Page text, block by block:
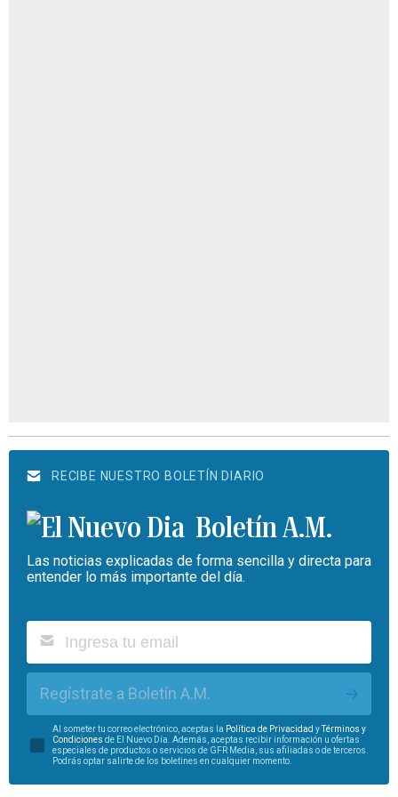
RECIBE NUESTRO BOLETÍN DIARIO
Boletín A.M.
Las noticias explicadas de forma sencilla y directa para
entender lo más importante del día.
Regístrate a Boletín A.M.
Al someter tu correo electrónico, aceptas la Política de Privacidad yTérminos y
Condiciones de El Nuevo Día. Además, aceptas recibir información u ofertas
especiales de productos o servicios de GFR Media, sus afiliadas o de terceros.
Podrás optar salirte de los boletines en cualquier momento.